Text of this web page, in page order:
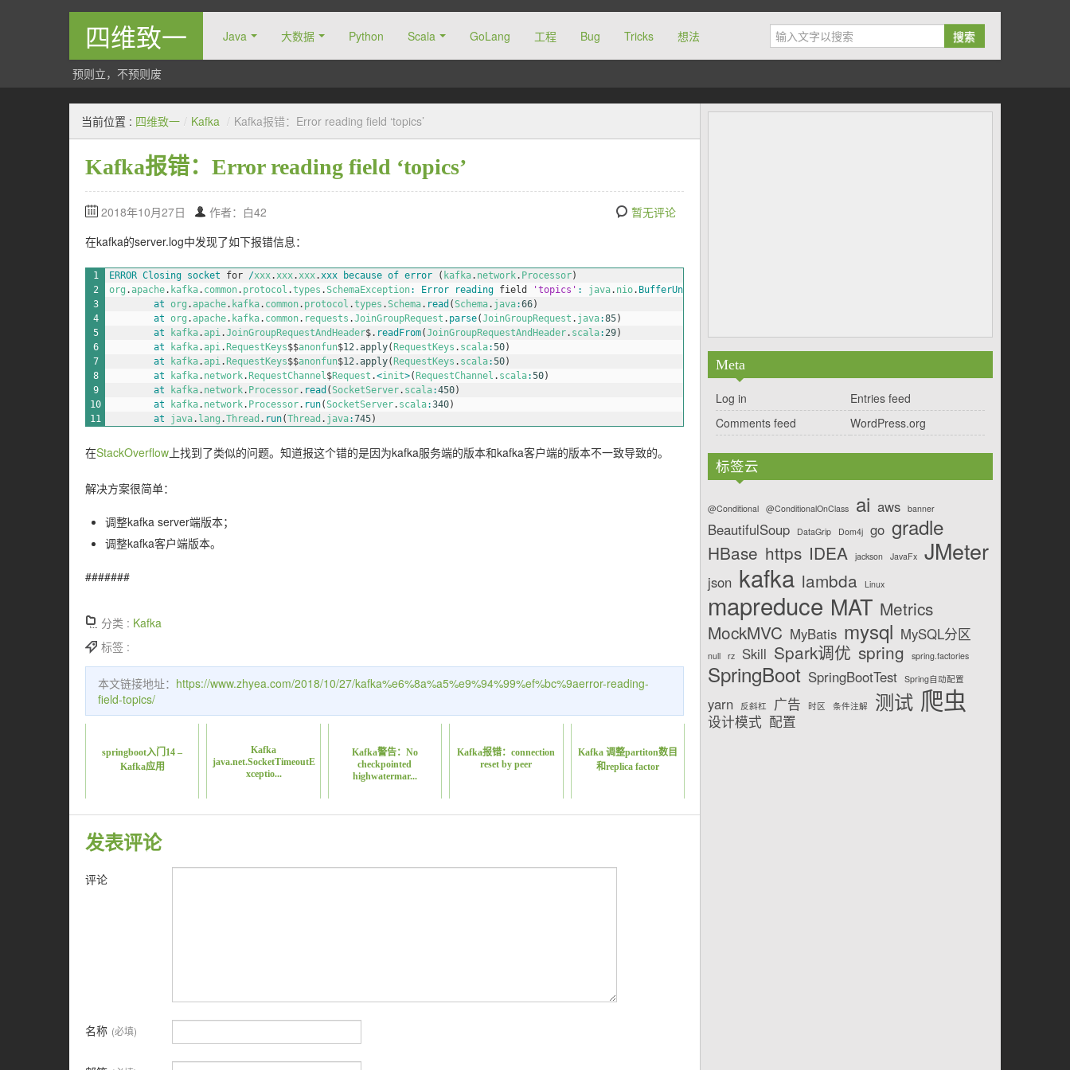
四维致一 Java 大数据 Python Scala GoLang 工程 Bug Tricks 想法 搜索
预则立，不预则废
当前位置 : 四维致一 / Kafka / Kafka报错：Error reading field ‘topics’
Kafka报错：Error reading field ‘topics’
2018年10月27日 作者：白42
暂无评论
在kafka的server.log中发现了如下报错信息：
1
2
3
4
5
6
7
8
9
10
11
ERROR Closing socket for /xxx. xxx. xxx. xxx because of error ( kafka. network. Processor)
org .apache. kafka. common. protocol .types .SchemaException: Error reading field 'topics' : java. nio. BufferUnderflowException
at org . apache. kafka. common. protocol .types .Schema. read (Schema. java:66)
at org .apache. kafka. common. requests .JoinGroupRequest . parse(JoinGroupRequest . java:85)
at
kafka. api .JoinGroupRequestAndHeader$. readFrom(JoinGroupRequestAndHeader. scala: 29)
at
kafka.api .RequestKeys$$anonfun$12.apply(RequestKeys . scala:50)
at
kafka. api .RequestKeys$$anonfun$12.apply(RequestKeys . scala:50)
at
kafka. network.RequestChannel $Request .<init>(RequestChannel . scala:50)
at
kafka. network. Processor. read (SocketServer. scala:450)
at
kafka. network. Processor. run(SocketServer. scala:340)
at java. lang .Thread . run(Thread . java:745)
在StackOverflow 上找到了类似的问题。知道报这个错的是因为kafka服务端的版本和kafka客户端的版本不一致导致的。
解决方案很简单：
调整kafka server端版本；
调整kafka客户端版本。
#######
分类 : Kafka
标签 :
本文链接地址： https://www.zhyea.com/2018/10/27/kafka%e6%8a%a5%e9%94%99%ef%bc%9aerror-reading-
field-topics/
springboot入门14 –
Kafka应用
Kafka
java.net.SocketTimeoutE
xceptio...
Kafka警告：No
checkpointed
highwatermar...
Kafka报错：connection
reset by peer
Kafka 调整partiton数目
和replica factor
发表评论
评论
名称 (必填)
Meta
Log in
Entries feed
Comments feed
WordPress.org
标签云
@Conditional @ConditionalOnClass ai aws banner
BeautifulSoup DataGrip Dom4j go gradle
HBase https IDEA jackson JavaFx JMeter
json kafka lambda Linux
mapreduce MAT Metrics
MockMVC MyBatis mysql MySQL分区
null rz Skill Spark调优 spring spring.factories
SpringBoot SpringBootTest Spring自动配置
yarn 反斜杠 广告 时区 条件注解 测试 爬虫
设计模式 配置